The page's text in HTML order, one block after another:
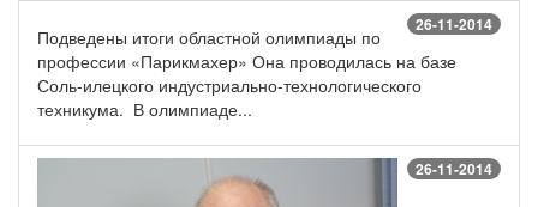
26-11-2014
Подведены итоги областной олимпиады по
профессии «Парикмахер» Она проводилась на базе
Соль-илецкого индустриально-технологического
техникума. В олимпиаде...
26-11-2014